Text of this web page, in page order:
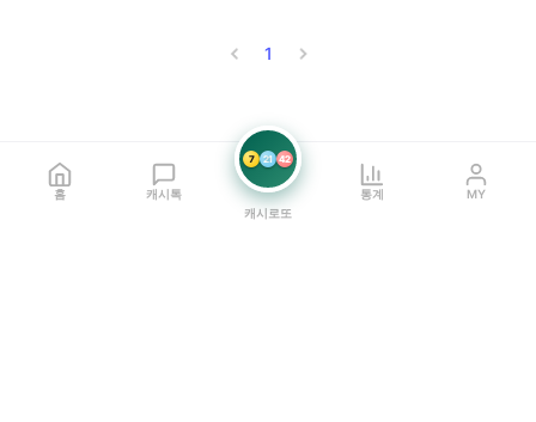
1
홈 캐시톡
7 21 42
캐시로또
통계 MY